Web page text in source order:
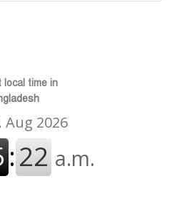
local time in